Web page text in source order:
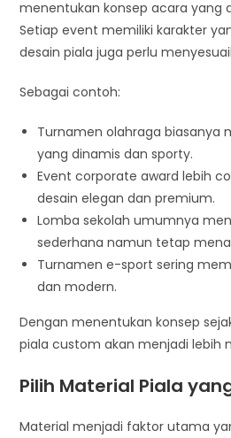
menentukan konsep acara yang
Setiap event memiliki karakter
desain piala juga perlu
Sebagai contoh:
Turnamen olahraga biasanya
yang dinamis dan sporty.
Event corporate award lebih
desain elegan dan premium.
Lomba sekolah umumnya
sederhana namun tetap
Turnamen e-sport sering
dan modern.
Dengan menentukan konsep
piala custom akan menjadi lebih
Pilih Material Piala
Material menjadi faktor utama